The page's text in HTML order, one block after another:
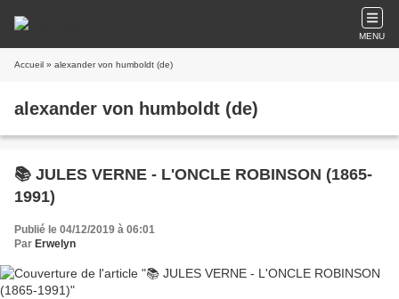
MENU
Accueil » alexander von humboldt (de)
alexander von humboldt (de)
📚 JULES VERNE - L'ONCLE ROBINSON (1865-
1991)
Publié le 04/12/2019 à 06:01
Par Erwelyn